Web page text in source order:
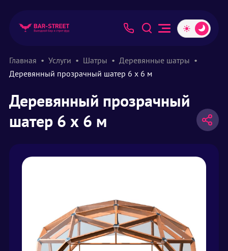
Главная Услуги Шатры
Деревянные шатры
Деревянный прозрачный шатер 6 х 6 м
Деревянный прозрачный
шатер 6 х 6 м